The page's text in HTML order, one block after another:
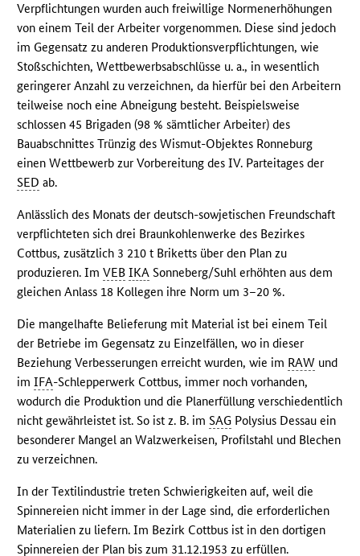
Verpflichtungen wurden auch freiwillige Normenerhöhungen
von einem Teil der Arbeiter vorgenommen. Diese sind jedoch
im Gegensatz zu anderen Produktionsverpflichtungen, wie
Stoßschichten, Wettbewerbsabschlüsse u. a., in wesentlich
geringerer Anzahl zu verzeichnen, da hierfür bei den Arbeitern
teilweise noch eine Abneigung besteht. Beispielsweise
schlossen 45 Brigaden (98 % sämtlicher Arbeiter) des
Bauabschnittes Trünzig des Wismut-Objektes Ronneburg
einen Wettbewerb zur Vorbereitung des IV. Parteitages der
SED ab.
Anlässlich des Monats der deutsch-sowjetischen Freundschaft
verpflichteten sich drei Braunkohlenwerke des Bezirkes
Cottbus, zusätzlich 3 210 t Briketts über den Plan zu
produzieren. ImVEB IKA Sonneberg/Suhl erhöhten aus dem
gleichen Anlass 18 Kollegen ihre Norm um 3–20 %.
Die mangelhafte Belieferung mit Material ist bei einem Teil
der Betriebe im Gegensatz zu Einzelfällen, wo in dieser
Beziehung Verbesserungen erreicht wurden, wie im RAW und
imIFA-Schlepperwerk Cottbus, immer noch vorhanden,
wodurch die Produktion und die Planerfüllung verschiedentlich
nicht gewährleistet ist. So ist z. B. imSAG Polysius Dessau ein
besonderer Mangel an Walzwerkeisen, Profilstahl und Blechen
zu verzeichnen.
In der Textilindustrie treten Schwierigkeiten auf, weil die
Spinnereien nicht immer in der Lage sind, die erforderlichen
Materialien zu liefern. Im Bezirk Cottbus ist in den dortigen
Spinnereien der Plan bis zum 31.12.1953 zu erfüllen.